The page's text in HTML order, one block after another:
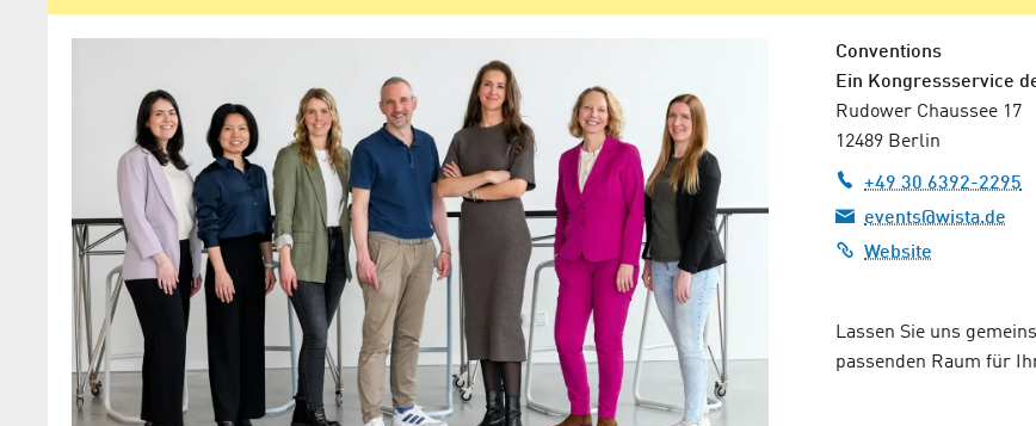
Conventions
Ein Kongressservice
Rudower Chaussee 17
12489 Berlin
+49 30 6392-2295
events@wista.de
Website
Lassen Sie uns
passenden Raum für